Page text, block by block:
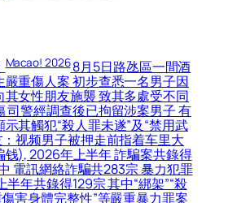
Macao! 20268月5日路氹區一間酒
嚴重傷人案 初步查悉一名男子因
其女性朋友施襲 致其多處受不同
司警經調查後已拘留涉案男子 有
其觸犯“殺人罪未遂”及“禁用武
视频男子被押走前指着车里大
钱), 2026年上半年 詐騙案共錄得
電訊網絡詐騙共283宗 暴力犯罪
半年共錄得129宗 其中“綁架”“殺
傷害身體完整性”等嚴重暴力罪案